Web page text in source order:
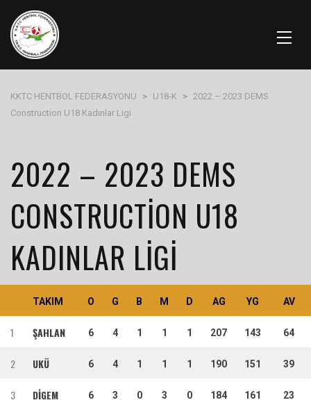
KKTC HENTBOL FEDERASYONU > U18-K > 2022 – 2023 DEMS
Construction U18 Kadınlar Ligi
2022 – 2023 DEMS
CONSTRUCTION U18
KADINLAR LIGI
TAKIM O G B M D AG YG AV
1 ŞAHLAN 6 4 1 1 1 207 143 64
2 UKÜ 6 4 1 1 1 190 151 39
3 DİGEM 6 3 0 3 0 184 161 23